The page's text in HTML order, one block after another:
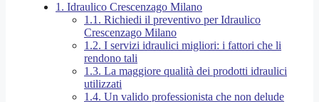
1. Idraulico Crescenzago Milano
1.1. Richiedi il preventivo per Idraulico
Crescenzago Milano
1.2. I servizi idraulici migliori: i fattori che li
rendono tali
1.3. La maggiore qualità dei prodotti idraulici
utilizzati
1.4. Un valido professionista che non delude